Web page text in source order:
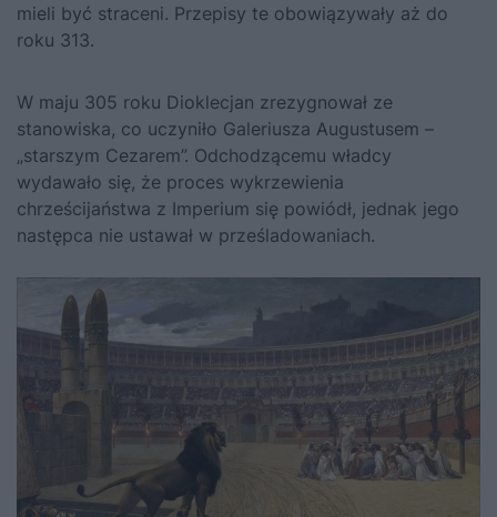
mieli być straceni. Przepisy te obowiązywały aż do
roku 313.
W maju 305 roku Dioklecjan zrezygnował ze
stanowiska, co uczyniło Galeriusza Augustusem –
„starszym Cezarem”. Odchodzącemu władcy
wydawało się, że proces wykrzewienia
chrześcijaństwa z Imperium się powiódł, jednak jego
następca nie ustawał w prześladowaniach.